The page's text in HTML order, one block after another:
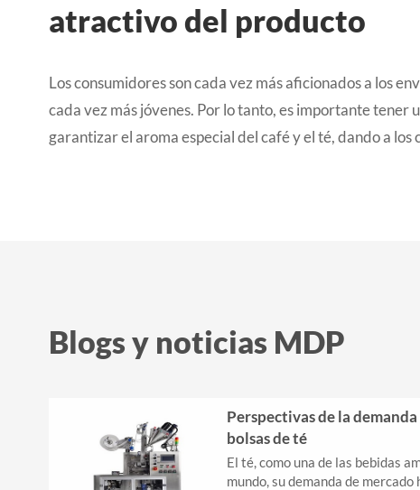
atractivo del producto
Los consumidores son cada vez más aficionados a los
cada vez más jóvenes. Por lo tanto, es importante
garantizar el aroma especial del café y el té, dando a
Blogs y noticias MDP
Perspectivas de la
bolsas de té
El té, como una de las bebidas
mundo, su demanda de